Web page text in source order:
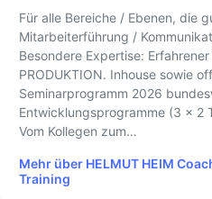
Für alle Bereiche / Ebenen, die
Mitarbeiterführung /
Besondere Expertise:
PRODUKTION. Inhouse sowie
Seminarprogramm 2026
Entwicklungsprogramme (3 x 2
Vom Kollegen zum…
Mehr über HELMUT HEIM
Training